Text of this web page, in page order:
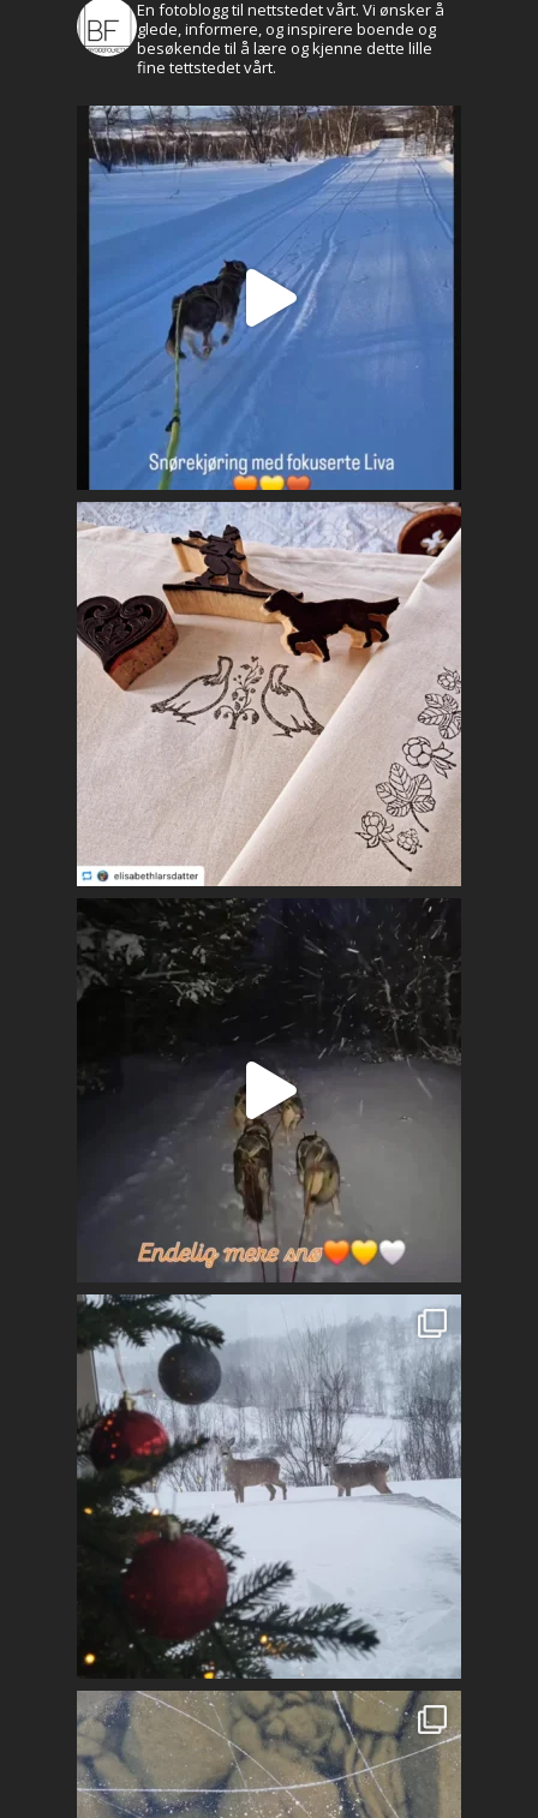
En fotoblogg til nettstedet vårt. Vi ønsker å
glede, informere, og inspirere boende og
besøkende til å lære og kjenne dette lille
fine tettstedet vårt.
Leve og bo
Profilen
Brekken bibliotek
Historie og kultur
Natur og
Næringsliv
Kalender
Praktisk info
Kontakt
Mest populært siste